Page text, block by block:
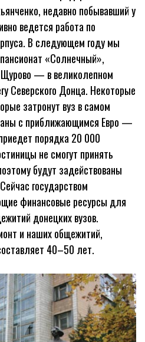
недавно побывавший у
ведется работа по
В следующем году мы
«Солнечный»,
— в великолепном
Северского Донца. Некоторые
затронут вуз в самом
с приближающимся Евро —
порядка 20 000
не смогут принять
будут задействованы
государством
финансовые ресурсы для
донецких вузов.
и наших общежитий,
40–50 лет.